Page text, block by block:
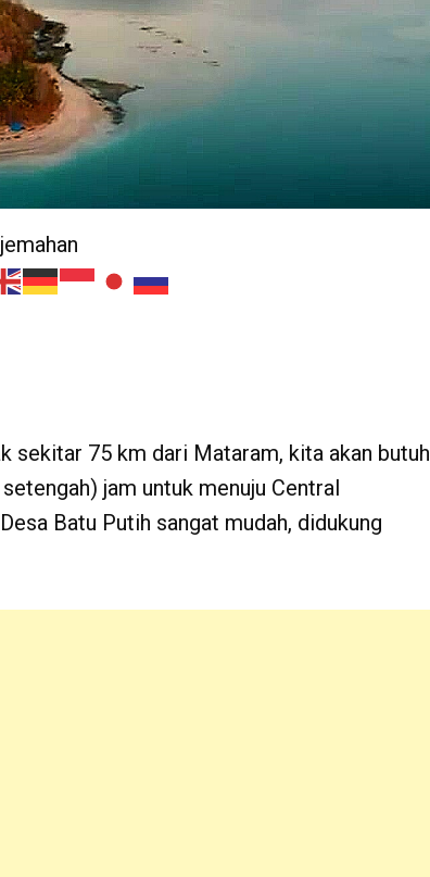
sekitar 75 km dari Mataram, kita akan butuh
jam untuk menuju Central
Batu Putih sangat mudah, didukung